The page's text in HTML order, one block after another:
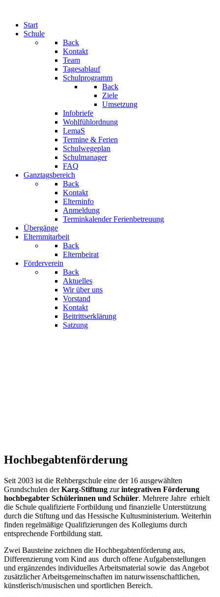
Start
Schule
Back
Kontakt
Team
Tagesablauf
Schulprogramm
Back
Ziele
Umsetzung
Infobriefe
Wohlfühlordnung
LemaS
Termine & Ferien
Schulwegeplan
Schulmanager
FAQ
Ganztagsbereich
Back
Kontakt
Elterninfo
Anmeldung
Terminkalender Ferienbetreuung
Übergänge
Elternmitarbeit
Back
Elternbeirat
Förderverein
Back
Aktuelles
Wir über uns
Vorstand
Kontakt
Beitrittserklärung
Satzung
Hochbegabtenförderung
Seit 2003 ist die Rehbergschule eine der 16 ausgewählten
Grundschulen derKarg-Stiftung zurintegrativen Förderung
hochbegabter Schülerinnen und Schüler. Mehrere Jahre erhielt
die Schule qualifizierte Fortbildung und finanzielle Unterstützung
durch die Stiftung und das Hessische Kultusministerium. Weiterhin
finden regelmäßige Qualifizierungen des Kollegiums durch
entsprechende Fortbildung statt.
Zwei Bausteine zeichnen die Hochbegabtenförderung aus,
Differenzierung vom Kind aus durch offene Aufgabenstellungen
und ergänzendes individuelles Arbeitsmaterial sowie das Angebot
zusätzlicher Arbeitsgemeinschaften im naturwissenschaftlichen,
künstlerisch/musischen und sportlichen Bereich.